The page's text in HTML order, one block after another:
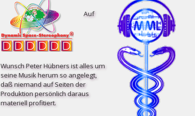
Auf
Wunsch Peter Hübners ist alles um
seine Musik herum so angelegt,
daß niemand auf Seiten der
Produktion persönlich daraus
materiell profitiert.